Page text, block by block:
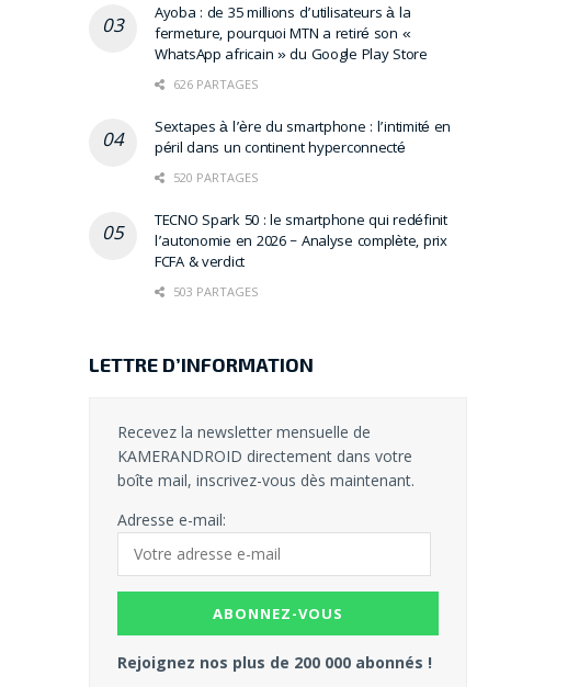
Ayoba : de 35 millions d’utilisateurs à la
fermeture, pourquoi MTN a retiré son «
WhatsApp africain » du Google Play Store
626 PARTAGES
Sextapes à l’ère du smartphone : l’intimité en
péril dans un continent hyperconnecté
520 PARTAGES
TECNO Spark 50 : le smartphone qui redéfinit
l’autonomie en 2026 – Analyse complète, prix
FCFA & verdict
503 PARTAGES
LETTRE D’INFORMATION
Recevez la newsletter mensuelle de
KAMERANDROID directement dans votre
boîte mail, inscrivez-vous dès maintenant.
Adresse e-mail:
Rejoignez nos plus de 200 000 abonnés !